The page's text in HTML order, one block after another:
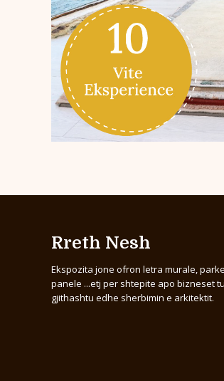
Rreth Nesh
Ekspozita jone ofron letra murale,
panele ...etj per shtepite apo bizneset
gjithashtu edhe sherbimin e arkitektit.